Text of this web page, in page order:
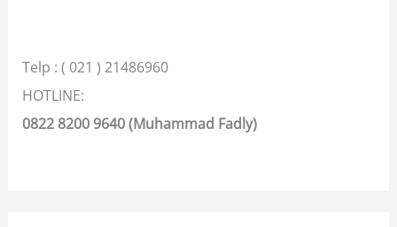
Telp : ( 021 ) 21486960
HOTLINE:
0822 8200 9640 (Muhammad Fadly)